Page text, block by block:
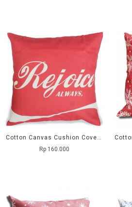
Cotton Canvas Cushion Cover Rejoice merah
Rp 160.000